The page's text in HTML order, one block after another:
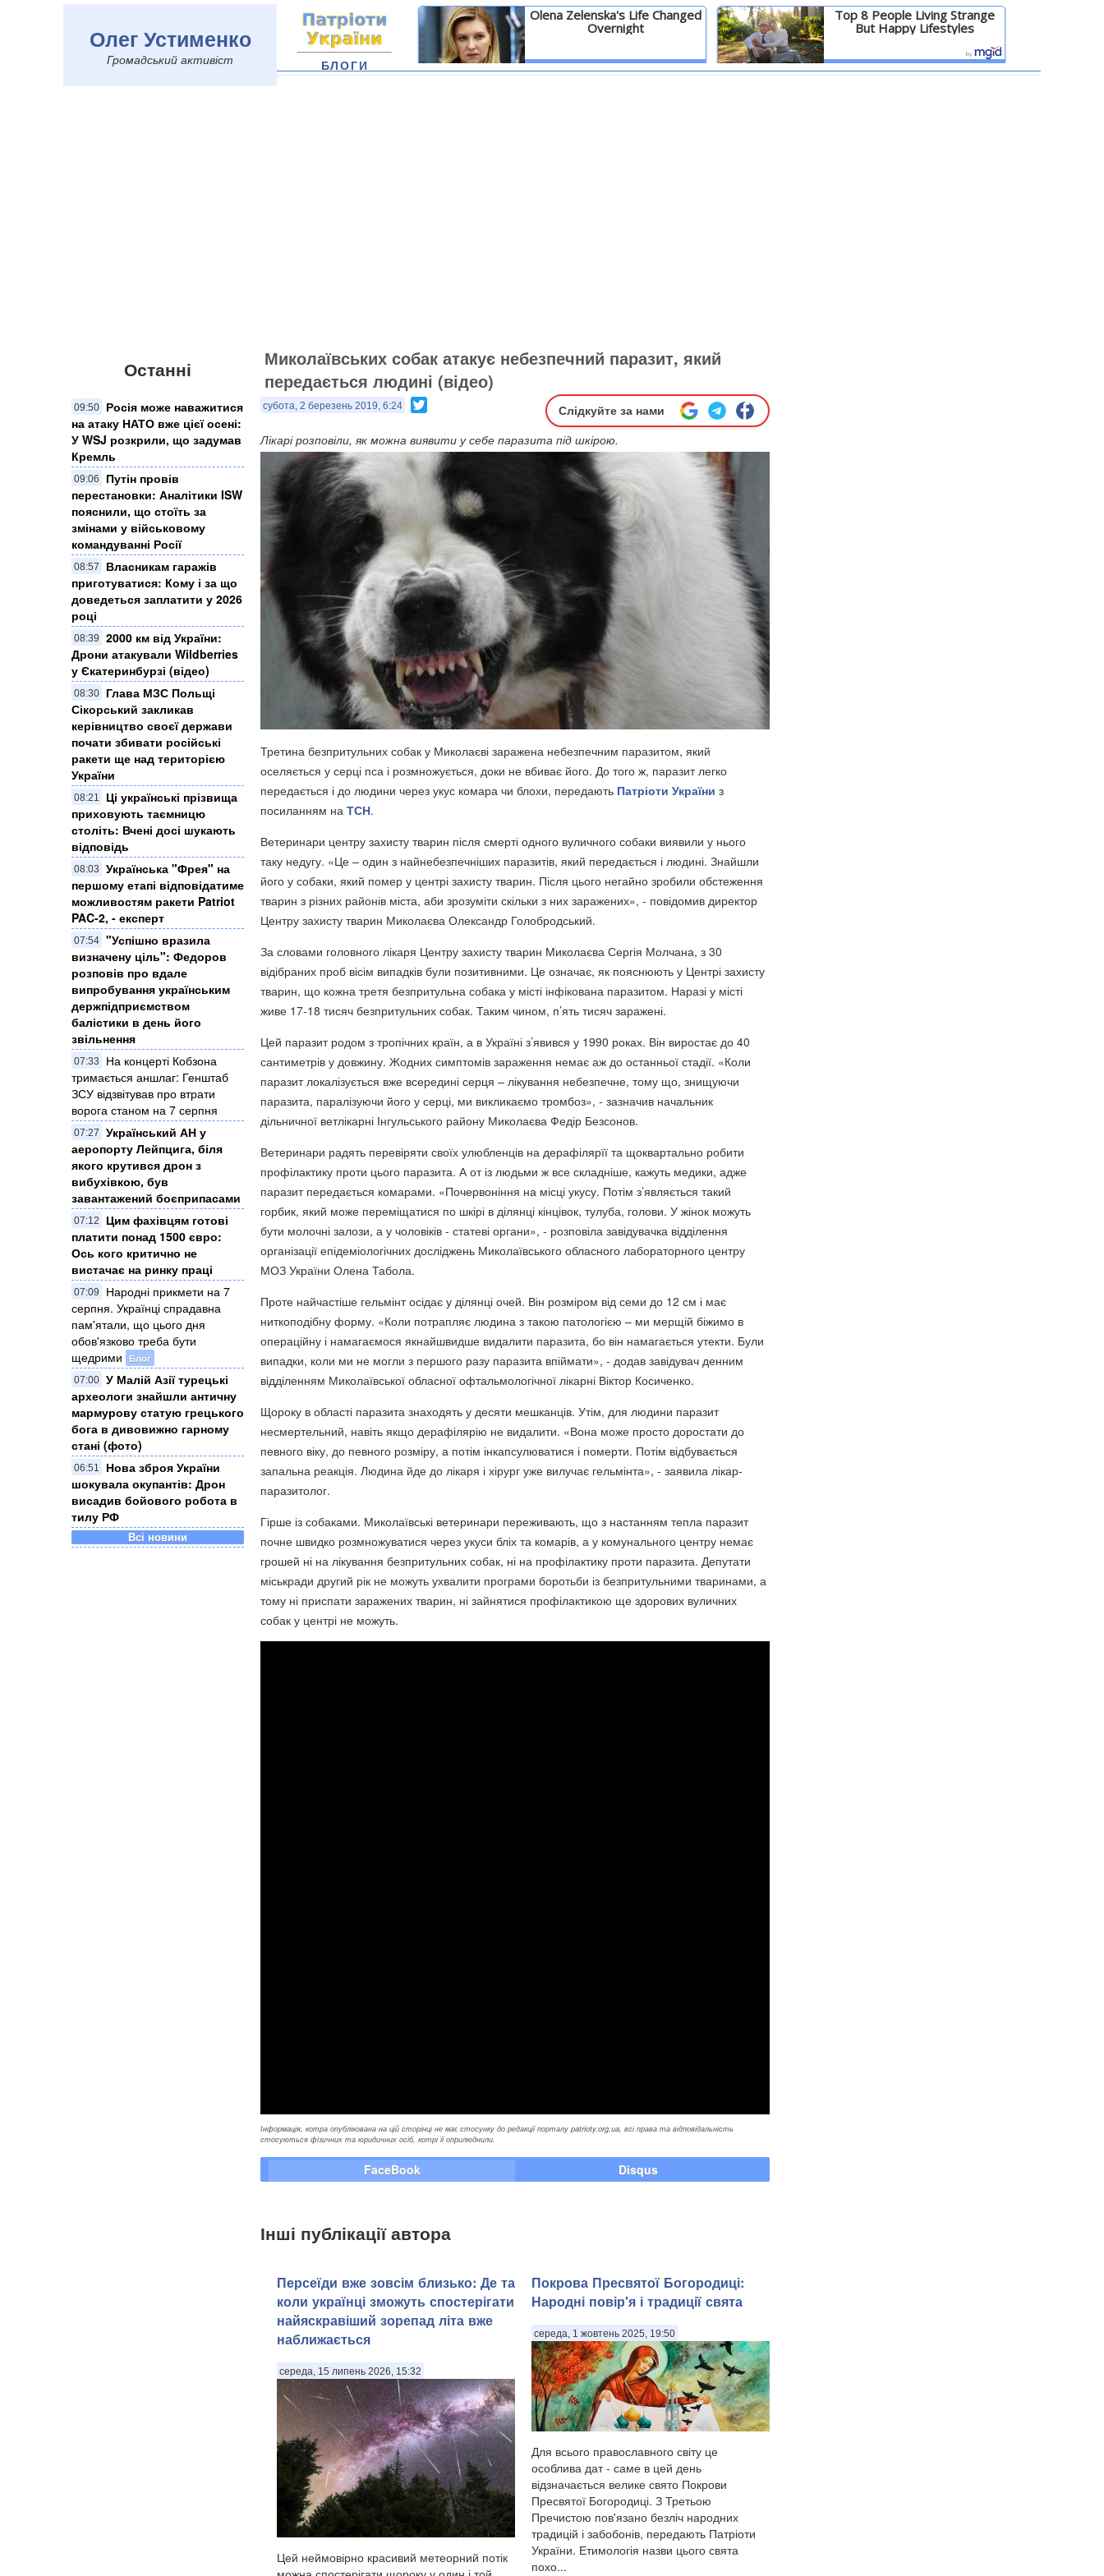
Олег Устименко
Громадський активіст
Olena Zelenska's Life Changed
Overnight
Детальніше
Top 8 People Living Strange
But Happy Lifestyles
Детальніше
БЛОГИ
Останні
09:50
Росія може наважитися
на атаку НАТО вже цієї осені:
У WSJ розкрили, що задумав
Кремль
09:06
Путін провів
перестановки: Аналітики ISW
пояснили, що стоїть за
змінами у військовому
командуванні Росії
08:57
Власникам гаражів
приготуватися: Кому і за що
доведеться заплатити у 2026
році
08:39
2000 км від України:
Дрони атакували Wildberries
у Єкатеринбурзі (відео)
08:30
Глава МЗС Польщі
Сікорський закликав
керівництво своєї держави
почати збивати російські
ракети ще над територією
України
08:21
Ці українські прізвища
приховують таємницю
століть: Вчені досі шукають
відповідь
08:03
Українська "Фрея" на
першому етапі відповідатиме
можливостям ракети Patriot
PAC-2, - експерт
07:54 "Успішно вразила
визначену ціль": Федоров
розповів про вдале
випробування українським
держпідприємством
балістики в день його
звільнення
07:33
На концерті Кобзона
тримається аншлаг: Генштаб
ЗСУ відзвітував про втрати
ворога станом на 7 серпня
07:27
Український АН у
аеропорту Лейпцига, біля
якого крутився дрон з
вибухівкою, був
завантажений боєприпасами
07:12
Цим фахівцям готові
платити понад 1500 євро:
Ось кого критично не
вистачає на ринку праці
07:09
Народні прикмети на 7
серпня. Українці спрадавна
пам'ятали, що цього дня
обов'язково треба бути
щедрими
Блог
07:00 У Малій Азії турецькі
археологи знайшли античну
мармурову статую грецького
бога в дивовижно гарному
стані (фото)
06:51
Нова зброя України
шокувала окупантів: Дрон
висадив бойового робота в
тилу РФ
Всі новини
Миколаївських собак атакує небезпечний паразит, який
передається людині (відео)
субота, 2 березень 2019, 6:24 Слідкуйте за нами
Лікарі розповіли, як можна виявити у себе паразита під шкірою.
Третина безпритульних собак у Миколаєві заражена небезпечним паразитом, який
оселяється у серці пса і розмножується, доки не вбиває його. До того ж, паразит легко
передається і до людини через укус комара чи блохи, передають Патріоти України з
посиланням на ТСН.
Ветеринари центру захисту тварин після смерті одного вуличного собаки виявили у нього
таку недугу. «Це – один з найнебезпечніших паразитів, який передається і людині. Знайшли
його у собаки, який помер у центрі захисту тварин. Після цього негайно зробили обстеження
тварин з різних районів міста, аби зрозуміти скільки з них заражених», - повідомив директор
Центру захисту тварин Миколаєва Олександр Голобродський.
За словами головного лікаря Центру захисту тварин Миколаєва Сергія Молчана, з 30
відібраних проб вісім випадків були позитивними. Це означає, як пояснюють у Центрі захисту
тварин, що кожна третя безпритульна собака у місті інфікована паразитом. Наразі у місті
живе 17-18 тисяч безпритульних собак. Таким чином, п’ять тисяч заражені.
Цей паразит родом з тропічних країн, а в Україні з’явився у 1990 роках. Він виростає до 40
сантиметрів у довжину. Жодних симптомів зараження немає аж до останньої стадії. «Коли
паразит локалізується вже всередині серця – лікування небезпечне, тому що, знищуючи
паразита, паралізуючи його у серці, ми викликаємо тромбоз», - зазначив начальник
дільничної ветлікарні Інгульського району Миколаєва Федір Безсонов.
Ветеринари радять перевіряти своїх улюбленців на дерафілярїї та щоквартально робити
профілактику проти цього паразита. А от із людьми ж все складніше, кажуть медики, адже
паразит передається комарами. «Почервоніння на місці укусу. Потім з’являється такий
горбик, який може переміщатися по шкірі в ділянці кінцівок, тулуба, голови. У жінок можуть
бути молочні залози, а у чоловіків - статеві органи», - розповіла завідувачка відділення
організації епідеміологічних досліджень Миколаївського обласного лабораторного центру
МОЗ України Олена Табола.
Проте найчастіше гельмінт осідає у ділянці очей. Він розміром від семи до 12 см і має
ниткоподібну форму. «Коли потрапляє людина з такою патологією – ми мерщій біжимо в
операційну і намагаємося якнайшвидше видалити паразита, бо він намагається утекти. Були
випадки, коли ми не могли з першого разу паразита впіймати», - додав завідувач денним
відділенням Миколаївської обласної офтальмологічної лікарні Віктор Косиченко.
Щороку в області паразита знаходять у десяти мешканців. Утім, для людини паразит
несмертельний, навіть якщо дерафілярію не видалити. «Вона може просто доростати до
певного віку, до певного розміру, а потім інкапсулюватися і померти. Потім відбувається
запальна реакція. Людина йде до лікаря і хірург уже вилучає гельмінта», - заявила лікар-
паразитолог.
Гірше із собаками. Миколаївські ветеринари переживають, що з настанням тепла паразит
почне швидко розмножуватися через укуси бліх та комарів, а у комунального центру немає
грошей ні на лікування безпритульних собак, ні на профілактику проти паразита. Депутати
міськради другий рік не можуть ухвалити програми боротьби із безпритульними тваринами, а
тому ні приспати заражених тварин, ні зайнятися профілактикою ще здорових вуличних
собак у центрі не можуть.
Інформація, котра опублікована на цій сторінці не має стосунку до редакції порталу patrioty.org.ua, всі права та відповідальність
стосуються фізичних та юридичних осіб, котрі її оприлюднили.
FaceBook Disqus
Інші публікації автора
Персеїди вже зовсім близько: Де та
коли українці зможуть спостерігати
найяскравіший зорепад літа вже
наближається
середа, 15 липень 2026, 15:32
Цей неймовірно красивий метеорний потік
Покрова Пресвятої Богородиці:
Народні повір'я і традиції свята
середа, 1 жовтень 2025, 19:50
Для всього православного світу це
особлива дат - саме в цей день
відзначається велике свято Покрови
Пресвятої Богородиці. З Третьою
Пречистою пов'язано безліч народних
традицій і забобонів, передають Патріоти
України. Етимологія назви цього свята
похо...